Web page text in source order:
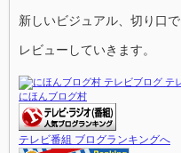
新しいビジュアル、切り口で
レビューしていきます。
にほんブログ村
テレビ番組 ブログランキングへ